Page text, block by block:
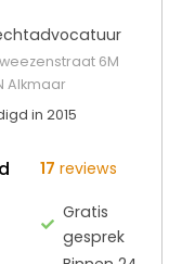
6M
Alkmaar
in 2015
17 reviews
Gratis
gesprek